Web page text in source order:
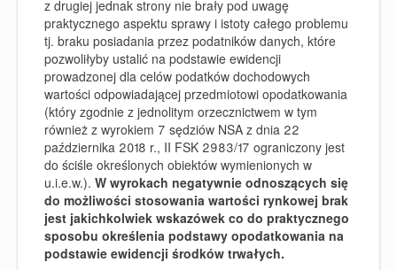
z drugiej jednak strony nie brały pod uwagę
praktycznego aspektu sprawy i istoty całego problemu
tj. braku posiadania przez podatników danych, które
pozwoliłyby ustalić na podstawie ewidencji
prowadzonej dla celów podatków dochodowych
wartości odpowiadającej przedmiotowi opodatkowania
(który zgodnie z jednolitym orzecznictwem w tym
również z wyrokiem 7 sędziów NSA z dnia 22
października 2018 r., II FSK 2983/17 ograniczony jest
do ściśle określonych obiektów wymienionych w
u.i.e.w.). W wyrokach negatywnie odnoszących się
do możliwości stosowania wartości rynkowej brak
jest jakichkolwiek wskazówek co do praktycznego
sposobu określenia podstawy opodatkowania na
podstawie ewidencji środków trwałych.